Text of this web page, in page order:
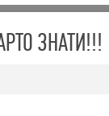
ЗНАТИ!!!